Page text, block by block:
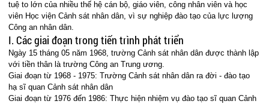
tuệ to lớn của nhiều thế hệ cán bộ, giáo viên, công nhân viên và học
viên Học viện Cảnh sát nhân dân, vì sự nghiệp đào tạo của lực lượng
Công an nhân dân.
I. Các giai đoạn trong tiến trình phát triển
Ngày 15 tháng 05 năm 1968, trường Cảnh sát nhân dân được thành lập
với tiền thân là trường Công an Trung ương.
Giai đoạn từ 1968 - 1975: Trường Cảnh sát nhân dân ra đời - đào tạo
hạ sĩ quan Cảnh sát nhân dân
Giai đoạn từ 1976 đến 1986: Thực hiện nhiệm vụ đào tạo sĩ quan Cảnh